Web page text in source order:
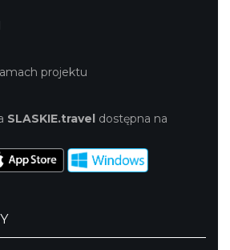
projektu
SLASKIE.travel dostępna na